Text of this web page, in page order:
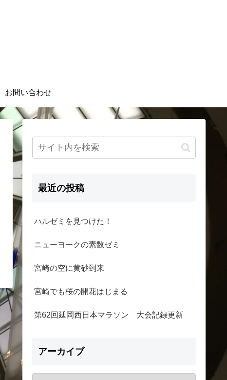
お問い合わせ
最近の投稿
ハルゼミを見つけた！
ニューヨークの素数ゼミ
宮崎の空に黄砂到来
宮崎でも桜の開花はじまる
第62回延岡西日本マラソン 大会記録更新
アーカイブ